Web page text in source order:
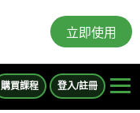
立即使用
購買課程 登入/註冊